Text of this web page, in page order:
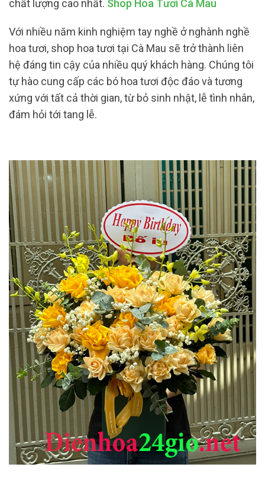
chất lượng cao nhất. Shop Hoa Tươi Cà Mau
Với nhiều năm kinh nghiệm tay nghề ở nghành nghề
hoa tươi, shop hoa tươi tại Cà Mau sẽ trở thành liên
hệ đáng tin cậy của nhiều quý khách hàng. Chúng tôi
tự hào cung cấp các bó hoa tươi độc đáo và tương
xứng với tất cả thời gian, từ bỏ sinh nhật, lễ tình nhân,
đám hỏi tới tang lễ.